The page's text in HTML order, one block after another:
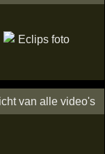
van alle video's